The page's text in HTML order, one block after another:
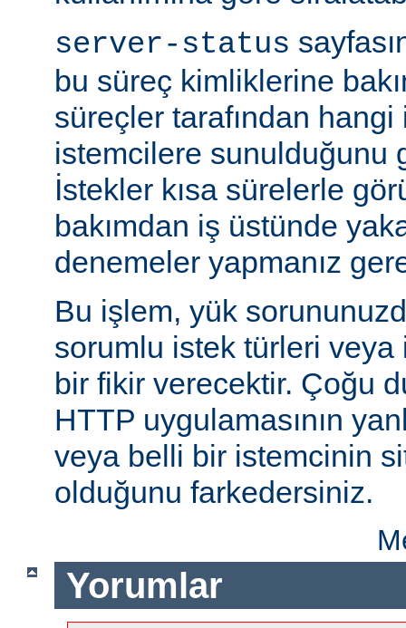
server-status
bu süreç kimliklerine
süreçler tarafından
istemcilere sunulduğunu
İstekler kısa sürelerle
bakımdan iş üstünde
denemeler yapmanız
Bu işlem, yük
sorumlu istek türleri veya
bir fikir verecektir. Çoğu
HTTP uygulamasının
veya belli bir istemcinin
olduğunu farkedersiniz.
Yorumlar